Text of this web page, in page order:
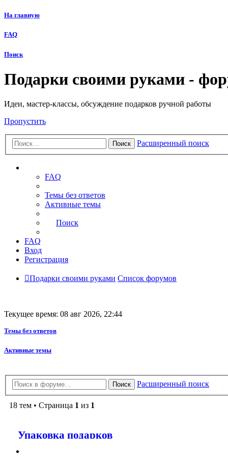
На главную
FAQ
Поиск
Подарки своими руками -
Идеи, мастер-классы, обсуждение подарков ручной работы
Пропустить
Поиск Расширенный поиск
FAQ
Темы без ответов
Активные темы
Поиск
FAQ
Вход
Регистрация
Подарки своими руками Список форумов
Текущее время: 08 авг 2026, 22:44
Темы без ответов
Активные темы
Поиск Расширенный поиск
18 тем • Страница 1 из 1
Упаковка подарков